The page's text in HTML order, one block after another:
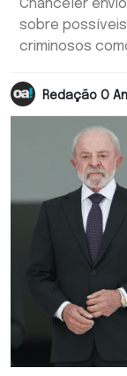
Chanceler
sobre
criminosos
Redação O